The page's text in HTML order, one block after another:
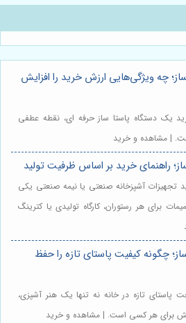
چه ویژگی‌هایی ارزش خرید را افزایش
یک دستگاه پاستا ساز حرفه ای، نقطه عطفی
| مشاهده و خرید
راهنمای خرید بر اساس ظرفیت تولید
تجهیزات آشپزخانه صنعتی یا نیمه صنعتی یکی
برای هر رستوران، کارگاه تولیدی یا کترینگ
چگونه کیفیت پاستای تازه را حفظ
پاستای تازه در خانه نه تنها یک هنر آشپزی،
برای هر کسی است. | مشاهده و خرید